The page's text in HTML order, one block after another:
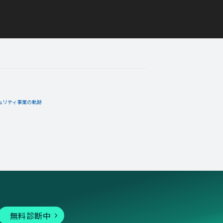
リティ事業の軌跡
無料診断中